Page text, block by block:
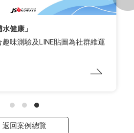
健康」
味測驗及LINE貼圖為社群維運
返回案例總覽